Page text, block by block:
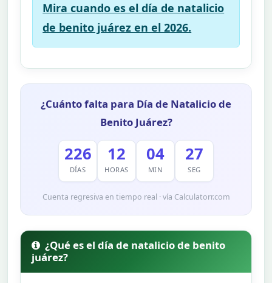
Mira cuando es el día de natalicio
de benito juárez en el 2026.
¿Cuánto falta para Día de Natalicio de
Benito Juárez?
226
DÍAS
12
HORAS
04
MIN
26
SEG
Cuenta regresiva en tiempo real · vía Calculatorr.com
¿Qué es el día de natalicio de benito
juárez?